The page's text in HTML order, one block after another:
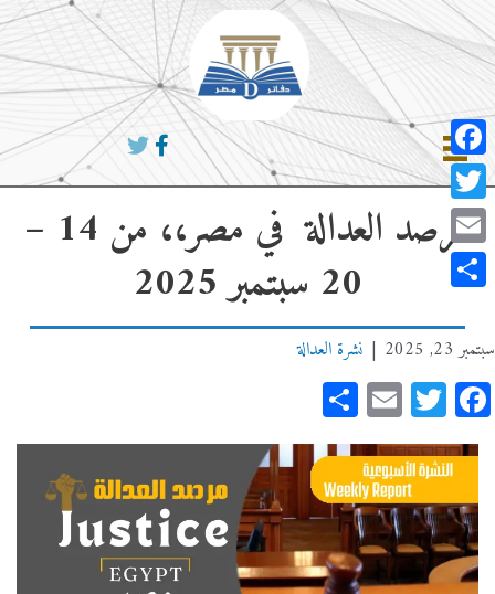
تخطي
إلى
المحتوى
مرصد العدالة في مصر،، من 14 –
20 سبتمبر 2025
سبتمبر 23, 2025 | نشرة العدالة
Facebook
Twitter
Email
Facebook
Twitter
Email